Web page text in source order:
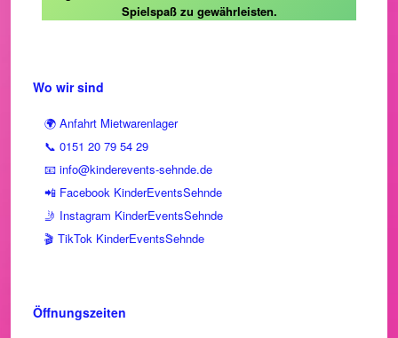
Spielspaß zu gewährleisten.
Wo wir sind
🌍 Anfahrt Mietwarenlager
📞 0151 20 79 54 29
📧 info@kinderevents-sehnde.de
📲 Facebook KinderEventsSehnde
🤳 Instagram KinderEventsSehnde
🎬 TikTok KinderEventsSehnde
Öffnungszeiten